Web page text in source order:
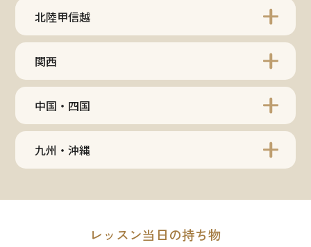
北陸甲信越
関西
中国・四国
九州・沖縄
レッスン当日の持ち物